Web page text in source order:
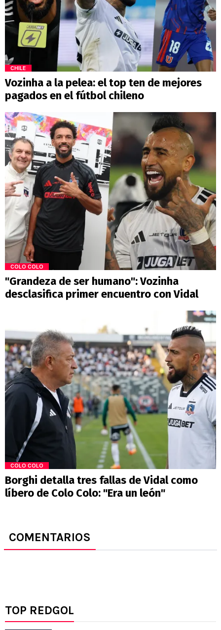
CHILE
Vozinha a la pelea: el top ten de mejores
pagados en el fútbol chileno
COLO COLO
"Grandeza de ser humano": Vozinha
desclasifica primer encuentro con Vidal
COLO COLO
Borghi detalla tres fallas de Vidal como
líbero de Colo Colo: "Era un león"
COMENTARIOS
TOP REDGOL